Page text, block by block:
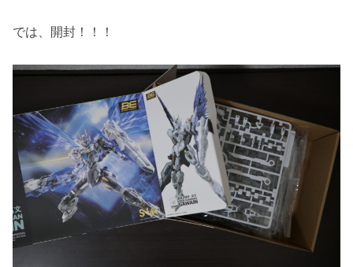
では、開封！！！